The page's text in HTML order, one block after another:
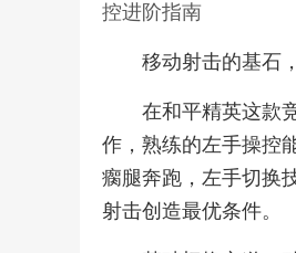
控进阶指南
移动射击的基石
在和平精英这款
作，熟练的左手操控
瘸腿奔跑，左手切换
射击创造最优条件。